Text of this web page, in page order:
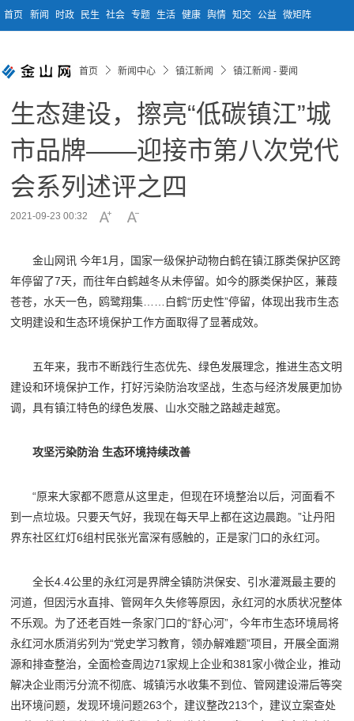
首页 新闻 时政 民生 社会 专题 生活 健康 舆情 知交 公益 微矩阵
首页 新闻中心 镇江新闻 镇江新闻 - 要闻
生态建设，擦亮“低碳镇江”城
市品牌——迎接市第八次党代
会系列述评之四
2021-09-23 00:32
金山网讯 今年1月，国家一级保护动物白鹤在镇江豚类保护区跨
年停留了7天，而往年白鹤越冬从未停留。如今的豚类保护区，蒹葭
苍苍，水天一色，鸥鹭翔集……白鹤“历史性”停留，体现出我市生态
文明建设和生态环境保护工作方面取得了显著成效。
五年来，我市不断践行生态优先、绿色发展理念，推进生态文明
建设和环境保护工作，打好污染防治攻坚战，生态与经济发展更加协
调，具有镇江特色的绿色发展、山水交融之路越走越宽。
攻坚污染防治 生态环境持续改善
“原来大家都不愿意从这里走，但现在环境整治以后，河面看不
到一点垃圾。只要天气好，我现在每天早上都在这边晨跑。”让丹阳
界东社区红灯6组村民张光富深有感触的，正是家门口的永红河。
全长4.4公里的永红河是界牌全镇防洪保安、引水灌溉最主要的
河道，但因污水直排、管网年久失修等原因，永红河的水质状况整体
不乐观。为了还老百姓一条家门口的“舒心河”，今年市生态环境局将
永红河水质消劣列为“党史学习教育，领办解难题”项目，开展全面溯
源和排查整治，全面检查周边71家规上企业和381家小微企业，推动
解决企业雨污分流不彻底、城镇污水收集不到位、管网建设滞后等突
出环境问题，发现环境问题263个，建议整改213个，建议立案查处